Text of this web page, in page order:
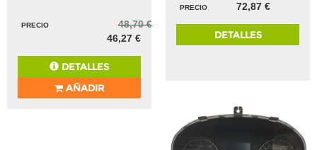
PRECIO
48,70 €
46,27 €
DETALLES
AÑADIR
PRECIO
72,87 €
DETALLES